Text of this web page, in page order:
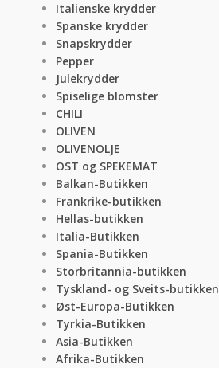
Italienske krydder
Spanske krydder
Snapskrydder
Pepper
Julekrydder
Spiselige blomster
CHILI
OLIVEN
OLIVENOLJE
OST og SPEKEMAT
Balkan-Butikken
Frankrike-butikken
Hellas-butikken
Italia-Butikken
Spania-Butikken
Storbritannia-butikken
Tyskland- og Sveits-butikken
Øst-Europa-Butikken
Tyrkia-Butikken
Asia-Butikken
Afrika-Butikken